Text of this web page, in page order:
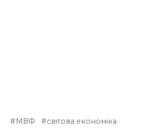
МВФ світова економіка